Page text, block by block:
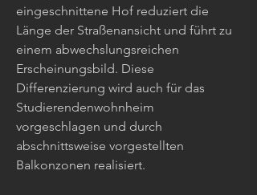
eingeschnittene Hof reduziert die
Länge der Straßenansicht und führt zu
einem abwechslungsreichen
Erscheinungsbild. Diese
Differenzierung wird auch für das
Studierendenwohnheim
vorgeschlagen und durch
abschnittsweise vorgestellten
Balkonzonen realisiert.